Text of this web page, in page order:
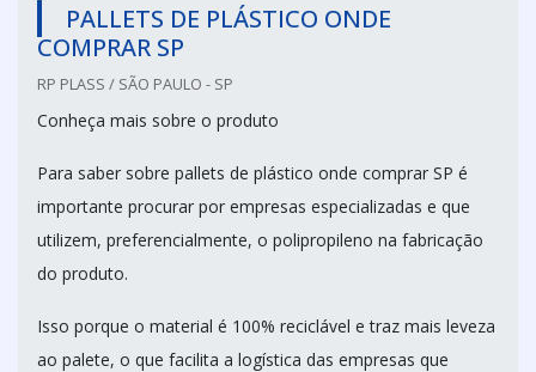
PALLETS DE PLÁSTICO ONDE
COMPRAR SP
RP PLASS / SÃO PAULO - SP
Conheça mais sobre o produto
Para saber sobre pallets de plástico onde comprar SP é
importante procurar por empresas especializadas e que
utilizem, preferencialmente, o polipropileno na fabricação
do produto.
Isso porque o material é 100% reciclável e traz mais leveza
ao palete, o que facilita a logística das empresas que